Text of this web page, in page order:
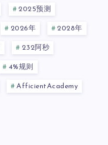
2025预测
2026年 2028年
232阿秒
4%规则
AfficientAcademy